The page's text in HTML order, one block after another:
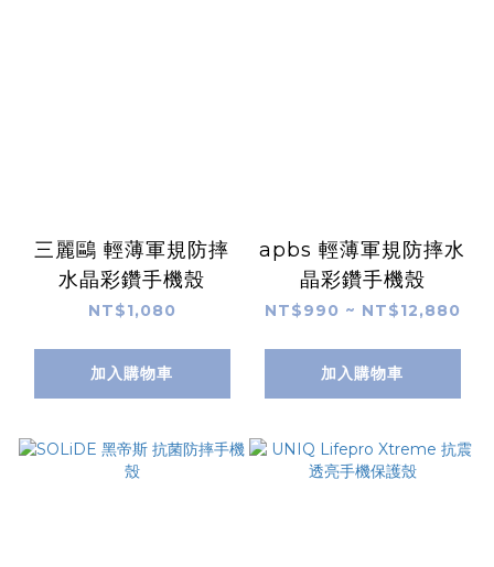
三麗鷗 輕薄軍規防摔
水晶彩鑽手機殼
NT$1,080
加入購物車
apbs 輕薄軍規防摔水
晶彩鑽手機殼
NT$990 ~ NT$12,880
加入購物車